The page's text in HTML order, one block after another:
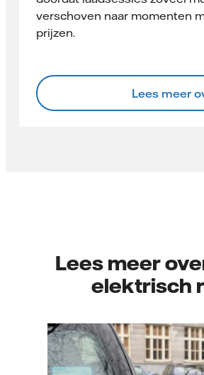
verschoven naar momenten
prijzen.
Lees meer
Lees meer
elektrisch